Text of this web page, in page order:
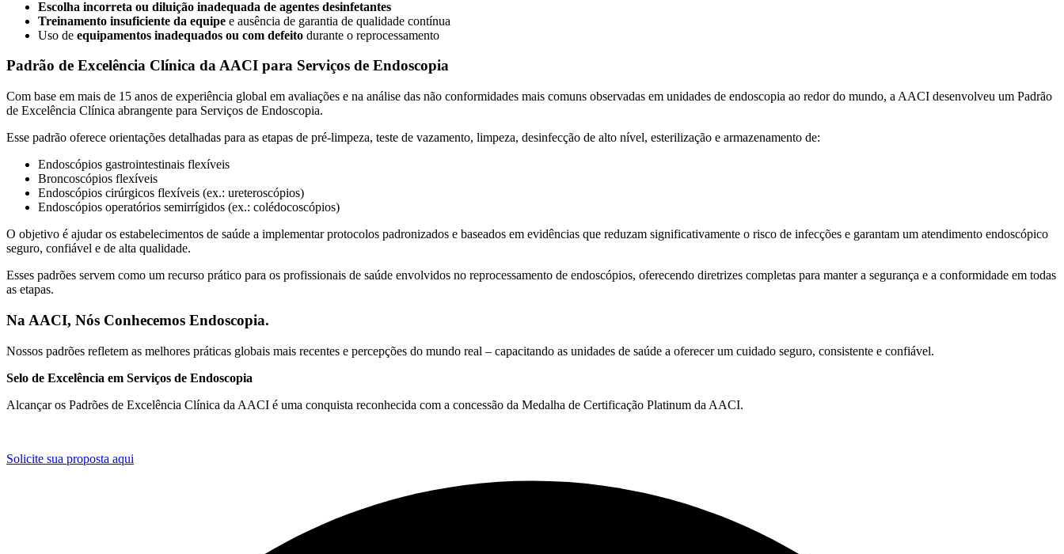
Escolha incorreta ou diluição inadequada de agentes desinfetantes
Treinamento insuficiente da equipe e ausência de garantia de qualidade contínua
Uso de equipamentos inadequados ou com defeito durante o reprocessamento
Padrão de Excelência Clínica da AACI para Serviços de Endoscopia
Com base em mais de 15 anos de experiência global em avaliações e na análise das não conformidades mais comuns observadas em unidades de endoscopia ao redor do mundo, a AACI desenvolveu um Padrão
de Excelência Clínica abrangente para Serviços de Endoscopia.
Esse padrão oferece orientações detalhadas para as etapas de pré-limpeza, teste de vazamento, limpeza, desinfecção de alto nível, esterilização e armazenamento de:
Endoscópios gastrointestinais flexíveis
Broncoscópios flexíveis
Endoscópios cirúrgicos flexíveis (ex.: ureteroscópios)
Endoscópios operatórios semirrígidos (ex.: colédocoscópios)
O objetivo é ajudar os estabelecimentos de saúde a implementar protocolos padronizados e baseados em evidências que reduzam significativamente o risco de infecções e garantam um atendimento endoscópico
seguro, confiável e de alta qualidade.
Esses padrões servem como um recurso prático para os profissionais de saúde envolvidos no reprocessamento de endoscópios, oferecendo diretrizes completas para manter a segurança e a conformidade em todas
as etapas.
Na AACI, Nós Conhecemos Endoscopia.
Nossos padrões refletem as melhores práticas globais mais recentes e percepções do mundo real – capacitando as unidades de saúde a oferecer um cuidado seguro, consistente e confiável.
Selo de Excelência em Serviços de Endoscopia
Alcançar os Padrões de Excelência Clínica da AACI é uma conquista reconhecida com a concessão da Medalha de Certificação Platinum da AACI.
Solicite sua proposta aqui